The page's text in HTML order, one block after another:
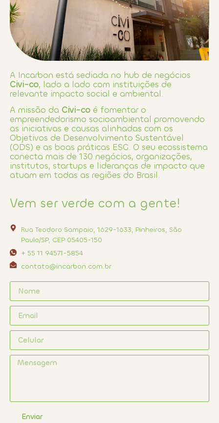
A Incarbon está sediada no hub de negócios
Civi-co, lado a lado com instituições de
relevante impacto social e ambiental.
A missão da Civi-co é fomentar o
empreendedorismo socioambiental promovendo
as iniciativas e causas alinhadas com os
Objetivos de Desenvolvimento Sustentável
(ODS) e as boas práticas ESG. O seu ecossistema
conecta mais de 130 negócios, organizações,
institutos, startups e lideranças de impacto que
atuam em todas as regiões do Brasil.
Vem ser verde com a gente!
Rua Teodoro Sampaio, 1629-1633, Pinheiros, São
Paulo/SP, CEP 05405-150
+ 55 11 94571-5854
contato@incarbon.com.br
Enviar